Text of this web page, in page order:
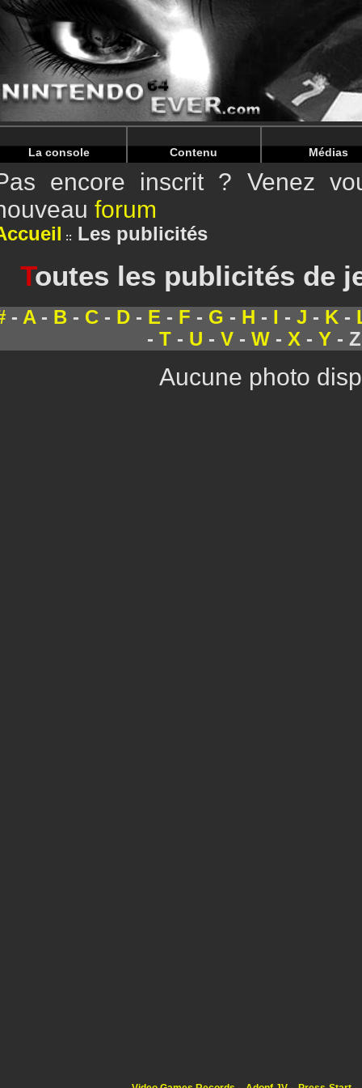
Warning: Undefined array key "HTTP_REFERER" in /
Warning: Undefined array key "HTTP_REFERER" in /
La console Contenu Médias
encore inscrit ? Venez
forum
Les publicités
Toutes les publicités de
- A- B- C- D- E - F - G - H - - J - K-
- T- U - V- W- X- Y-
Aucune photo